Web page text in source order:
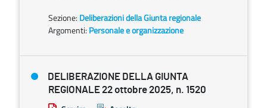
Sezione: Deliberazioni della Giunta regionale
Argomenti: Personale e organizzazione
DELIBERAZIONE DELLA GIUNTA
REGIONALE 22 ottobre 2025, n. 1520